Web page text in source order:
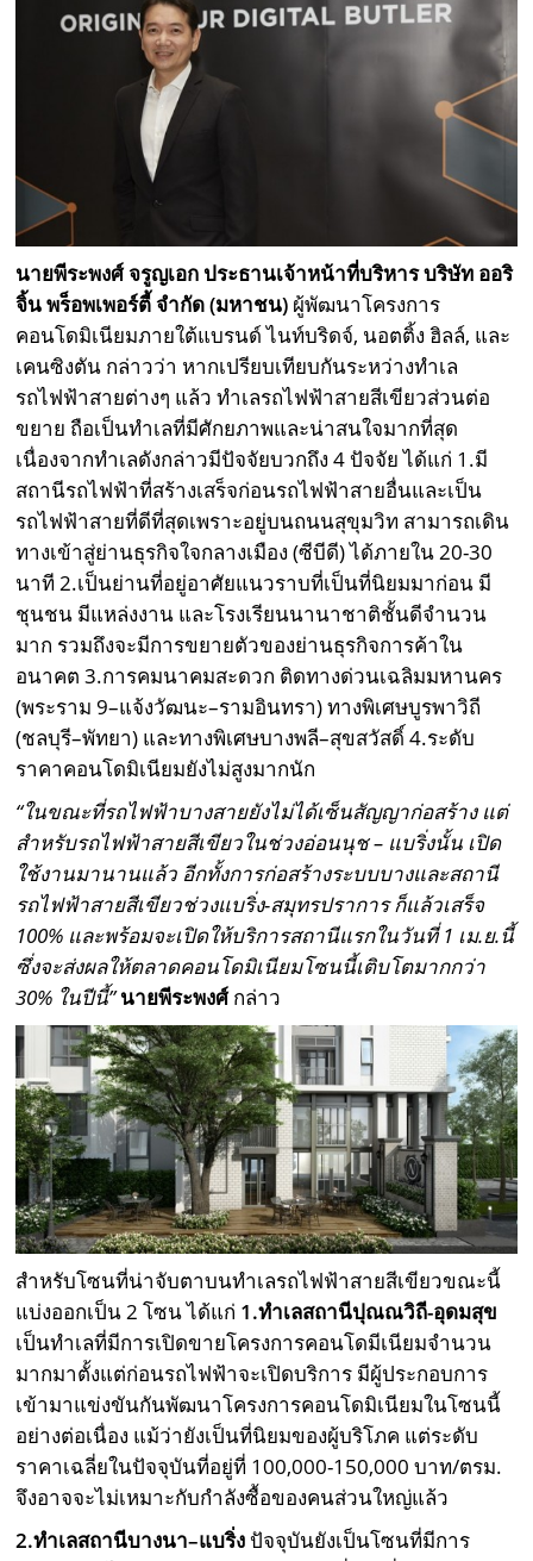
นายพีระพงศ์ จรูญเอก ประธานเจ้าหน้าที่บริหาร บริษัท ออริ
จิ้น พร็อพเพอร์ตี้ จำกัด (มหาชน) ผู้พัฒนาโครงการ
คอนโดมิเนียมภายใต้แบรนด์ ไนท์บริดจ์, นอตติ้ง ฮิลล์, และ
เคนซิงตัน กล่าวว่า หากเปรียบเทียบกันระหว่างทำเล
รถไฟฟ้าสายต่างๆ แล้ว ทำเลรถไฟฟ้าสายสีเขียวส่วนต่อ
ขยาย ถือเป็นทำเลที่มีศักยภาพและน่าสนใจมากที่สุด
เนื่องจากทำเลดังกล่าวมีปัจจัยบวกถึง 4 ปัจจัย ได้แก่ 1.มี
สถานีรถไฟฟ้าที่สร้างเสร็จก่อนรถไฟฟ้าสายอื่นและเป็น
รถไฟฟ้าสายที่ดีที่สุดเพราะอยู่บนถนนสุขุมวิท สามารถเดิน
ทางเข้าสู่ย่านธุรกิจใจกลางเมือง (ซีบีดี) ได้ภายใน 20-30
นาที 2.เป็นย่านที่อยู่อาศัยแนวราบที่เป็นที่นิยมมาก่อน มี
ชุนชน มีแหล่งงาน และโรงเรียนนานาชาติชั้นดีจำนวน
มาก รวมถึงจะมีการขยายตัวของย่านธุรกิจการค้าใน
อนาคต 3.การคมนาคมสะดวก ติดทางด่วนเฉลิมมหานคร
(พระราม 9–แจ้งวัฒนะ–รามอินทรา) ทางพิเศษบูรพาวิถี
(ชลบุรี–พัทยา) และทางพิเศษบางพลี–สุขสวัสดิ์ 4.ระดับ
ราคาคอนโดมิเนียมยังไม่สูงมากนัก
“ในขณะที่รถไฟฟ้าบางสายยังไม่ได้เซ็นสัญญาก่อสร้าง แต่
สำหรับรถไฟฟ้าสายสีเขียวในช่วงอ่อนนุช – แบริ่งนั้น เปิด
ใช้งานมานานแล้ว อีกทั้งการก่อสร้างระบบบางและสถานี
รถไฟฟ้าสายสีเขียวช่วงแบริ่ง-สมุทรปราการ ก็แล้วเสร็จ
100% และพร้อมจะเปิดให้บริการสถานีแรกในวันที่ 1 เม.ย.นี้
ซึ่งจะส่งผลให้ตลาดคอนโดมิเนียมโซนนี้เติบโตมากกว่า
30% ในปีนี้”นายพีระพงศ์กล่าว
สำหรับโซนที่น่าจับตาบนทำเลรถไฟฟ้าสายสีเขียวขณะนี้
แบ่งออกเป็น 2 โซน ได้แก่ 1.ทำเลสถานีปุณณวิถี-อุดมสุข
เป็นทำเลที่มีการเปิดขายโครงการคอนโดมีเนียมจำนวน
มากมาตั้งแต่ก่อนรถไฟฟ้าจะเปิดบริการ มีผู้ประกอบการ
เข้ามาแข่งขันกันพัฒนาโครงการคอนโดมิเนียมในโซนนี้
อย่างต่อเนื่อง แม้ว่ายังเป็นที่นิยมของผู้บริโภค แต่ระดับ
ราคาเฉลี่ยในปัจจุบันที่อยู่ที่ 100,000-150,000 บาท/ตรม.
จึงอาจจะไม่เหมาะกับกำลังซื้อของคนส่วนใหญ่แล้ว
2.ทำเลสถานีบางนา–แบริ่งปัจจุบันยังเป็นโซนที่มีการ